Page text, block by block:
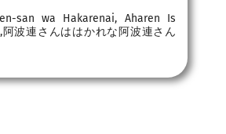
san wa Hakarenai, Aharen Is
波連さんははかれな阿波連さん